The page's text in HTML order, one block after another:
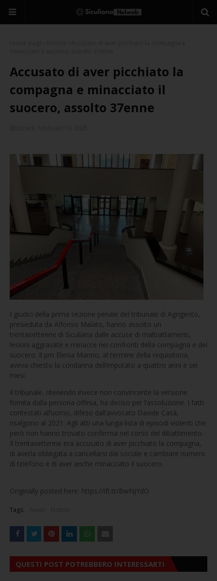
Accusato di aver picchiato la
compagna e minacciato il
suocero, assolto 37enne
I giudici della prima sezione penale del tribunale di Agrigento,
presieduta da Alfonso Malato, hanno assolto un
trentasettenne di Siculiana dalle accuse di maltrattamenti,
lesioni aggravate e minacce nei confronti della compagna e del
suocero. Il pm Elenia Manno, al termine della requisitoria,
aveva chiesto la condanna dell’imputato a quattro anni e sei
mesi.
Il tribunale, ritenendo invece non convincente la versione
fornita dalla persona offesa, ha deciso per l’assoluzione. I fatti
contestati all’uomo, difeso dall’avvocato Davide Casà,
risalgono al 2021. Agli atti una lunga lista di episodi violenti che
però non hanno trovato conferma nel corso del dibattimento.
Il trentasettenne era accusato di aver picchiato la compagna,
di averla obbligata a cancellarsi dai sociale e cambiare numero
di telefono e di aver anche minacciato il suocero.
Originally posted here: https://ift.tt/BwNJYdO
Tags:
QUESTI POST POTREBBERO INTERESSARTI